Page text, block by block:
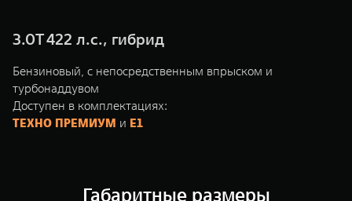
3.0T 422 л.с., гибрид
Бензиновый, с непосредственным впрыском и
турбонаддувом
Доступен в комплектациях:
ТЕХНО ПРЕМИУМ и Е1
Габаритные размеры